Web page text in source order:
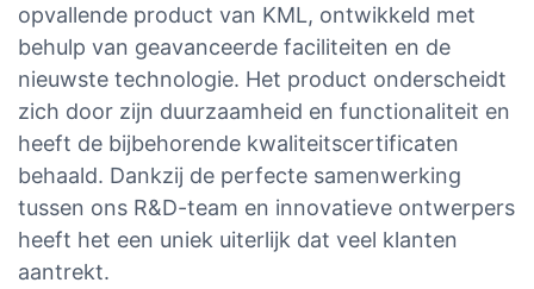
opvallende product van KML, ontwikkeld met
behulp van geavanceerde faciliteiten en de
nieuwste technologie. Het product onderscheidt
zich door zijn duurzaamheid en functionaliteit en
heeft de bijbehorende kwaliteitscertificaten
behaald. Dankzij de perfecte samenwerking
tussen ons R&D-team en innovatieve ontwerpers
heeft het een uniek uiterlijk dat veel klanten
aantrekt.